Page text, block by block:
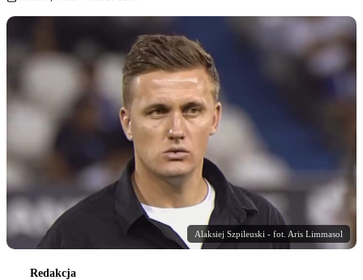
Alaksiej Szpileuski - fot. Aris Limmasol
Redakcja